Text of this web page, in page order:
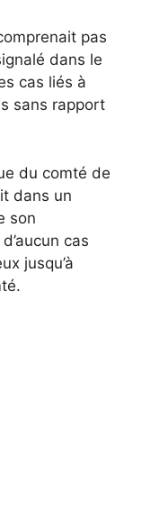
pas
dans le
cas liés à
sans rapport
du comté de
dans un
son
cas
jusqu’à